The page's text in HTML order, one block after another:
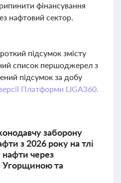
фінансування
нафтовий сектор.
підсумок змісту
список першоджерел з
підсумок за добу
Платформи LIGA360.
заборону
з 2026 року на тлі
нафти через
Угорщиною та